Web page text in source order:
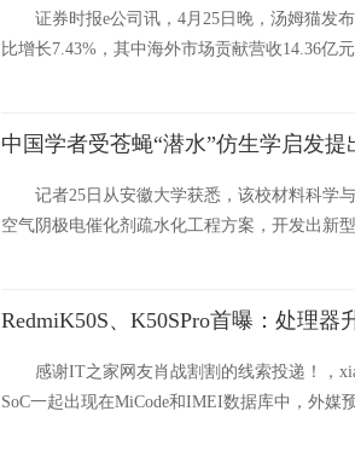
证券时报e公司讯，4月25日晚，汤姆猫发
比增长7.43%，其中海外市场贡献营收14.36亿
中国学者受苍蝇“潜水”仿生学启发
记者25日从安徽大学获悉，该校材料科学
空气阴极电催化剂疏水化工程方案，开发出新
RedmiK50S、K50SPro首曝：处理器
感谢IT之家网友肖战割割的线索投递！，
SoC一起出现在MiCode和IMEI数据库中，外媒